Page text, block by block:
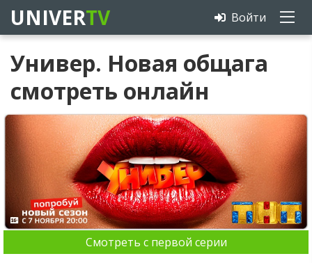
UNIVERTV Войти
Универ. Новая общага
смотреть онлайн
Смотреть с первой серии